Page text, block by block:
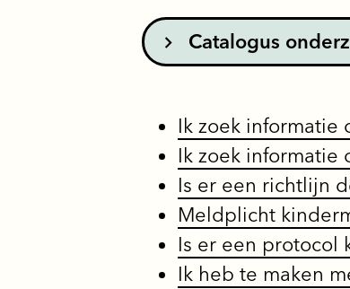
Catalogus
Ik zoek
Ik zoek informatie
Is er een richtlijn
Meldplicht
Is er een protocol
Ik heb te maken